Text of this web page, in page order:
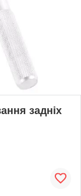
задніх